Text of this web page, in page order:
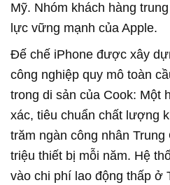
Mỹ. Nhóm khách hàng
lực vững mạnh của Apple.
Đế chế iPhone được xây
công nghiệp quy mô toàn
trong di sản của Cook: Một
xác, tiêu chuẩn chất lượng
trăm ngàn công nhân Trung
triệu thiết bị mỗi năm. Hệ
vào chi phí lao động thấp ở